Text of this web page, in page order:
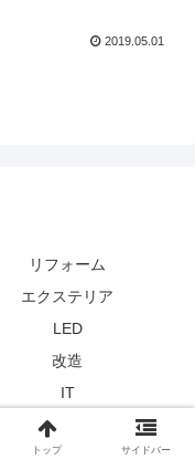
2019.05.01
リフォーム
エクステリア
LED
改造
IT
トップ サイドバー